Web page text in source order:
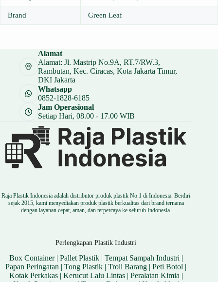
Brand Green Leaf
Alamat
Alamat: Jl. Mastrip No.9A, RT.7/RW.3,
Rambutan, Kec. Ciracas, Kota Jakarta Timur,
DKI Jakarta
Whatsapp
0852-1828-6185
Jam Operasional
Setiap Hari, 08.00 - 17.00 WIB
Raja Plastik Indonesia adalah distributor produk plastik No.1 di Indonesia. Berdiri
sejak 2015, kami menyediakan produk plastik berkualitas dari brand ternama
dengan layanan cepat, aman, dan terpercaya ke seluruh Indonesia.
Perlengkapan Plastik Industri
Box Container| Pallet Plastik| Tempat Sampah Industri |
Papan Peringatan |Tong Plastik |Troli Barang |Peti Botol |
Kotak Perkakas| Kerucut Lalu Lintas| Peralatan Kimia |